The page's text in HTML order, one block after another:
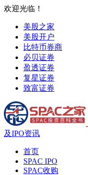
欢迎光临！
美股之家
美股开户
比特币券商
必贝证券
盈透证券
复星证券
致富证券
及IPO资讯
首页
SPAC IPO
SPAC收购